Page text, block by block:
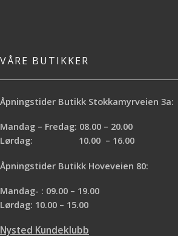
VÅRE BUTIKKER
Åpningstider Butikk Stokkamyrveien 3a:
Mandag – Fredag: 08.00 – 20.00
Lørdag: 10.00 – 16.00
Åpningstider Butikk Hoveveien 80:
Mandag- : 09.00 – 19.00
Lørdag: 10.00 – 15.00
Nysted Kundeklubb